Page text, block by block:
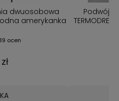
dwuosobowa
amerykanka
ocen